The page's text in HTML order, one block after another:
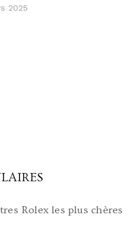
2025
Rolex les plus chères